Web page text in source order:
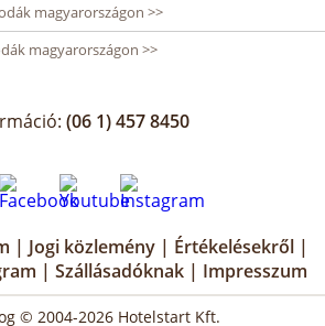
magyarországon >>
magyarországon >>
(06 1) 457 8450
| Jogi közlemény | Értékelésekről |
| Szállásadóknak | Impresszum
© 2004-2026 Hotelstart Kft.